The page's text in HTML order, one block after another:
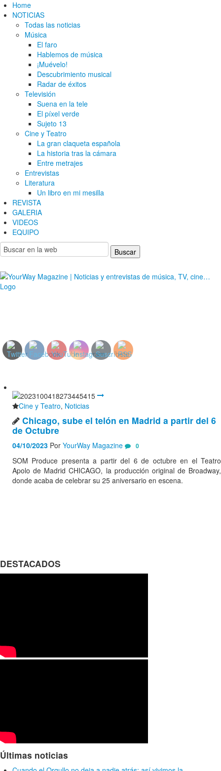
Home
NOTICIAS
Todas las noticias
Música
El faro
Hablemos de música
¡Muévelo!
Descubrimiento musical
Radar de éxitos
Televisión
Suena en la tele
El píxel verde
Sujeto 13
Cine y Teatro
La gran claqueta española
La historia tras la cámara
Entre metrajes
Entrevistas
Literatura
Un libro en mi mesilla
REVISTA
GALERIA
VIDEOS
EQUIPO
Cine y Teatro, Noticias
Chicago, sube el telón en Madrid a partir del 6
de Octubre
04/10/2023 Por YourWay Magazine 0
SOM Produce presenta a partir del 6 de octubre en el Teatro
Apolo de Madrid CHICAGO, la producción original de Broadway,
donde acaba de celebrar su 25 aniversario en escena.
DESTACADOS
Últimas noticias